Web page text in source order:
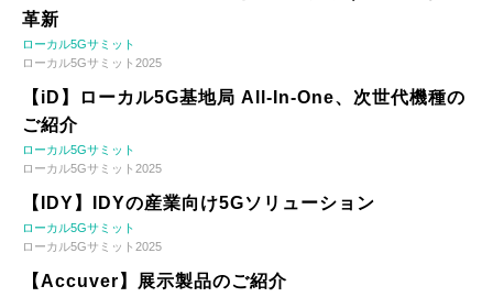
革新
ローカル5Gサミット
ローカル5Gサミット2025
【iD】ローカル5G基地局 All-In-One、次世代機種の
ご紹介
ローカル5Gサミット
ローカル5Gサミット2025
【IDY】IDYの産業向け5Gソリューション
ローカル5Gサミット
ローカル5Gサミット2025
【Accuver】展示製品のご紹介